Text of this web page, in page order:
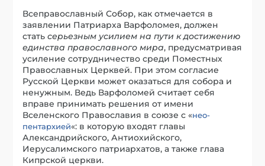
Всеправославный Собор, как отмечается в
заявлении Патриарха Варфоломея, должен
статьсерьезным усилием на пути к достижению
единства православного мира, предусматривая
усиление сотрудничество среди Поместных
Православных Церквей. При этом согласие
Русской Церкви может оказаться для собора и
ненужным. Ведь Варфоломей считает себя
вправе принимать решения от имени
Вселенского Православия в союзе с «нео-
пентархией«: в которую входят главы
Александрийского, Антиохийского,
Иерусалимского патриархатов, а также глава
Кипрской церкви.